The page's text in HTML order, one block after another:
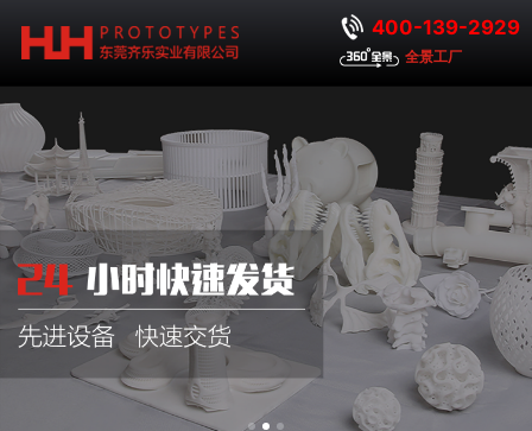
400-139-2929
全景工厂